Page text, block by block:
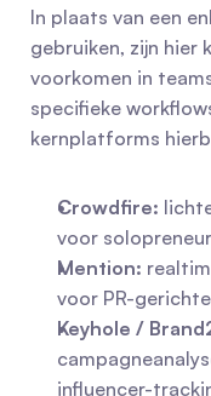
In plaats van een
gebruiken, zijn hier
voorkomen in
specifieke
kernplatforms
Crowdfire:
voor
Mention:
voor PR-
Keyhole /
influencer-